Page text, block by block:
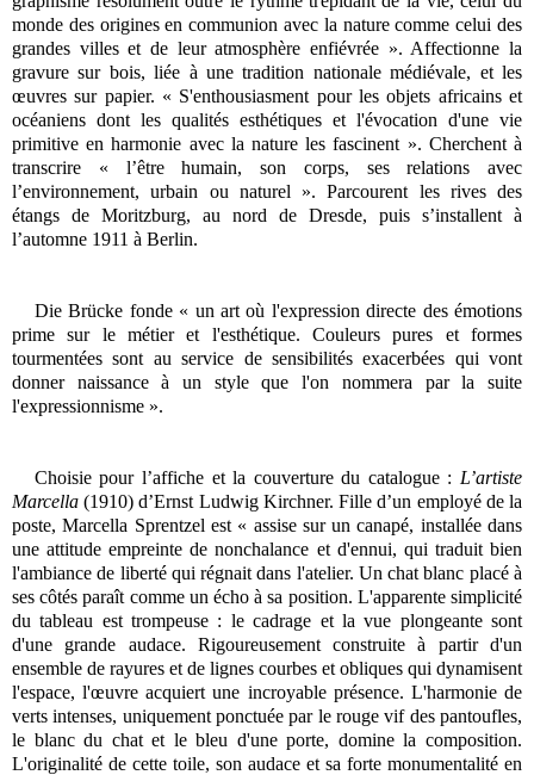
monde des origines en communion avec la nature comme celui des
grandes villes et de leur atmosphère enfiévrée ». Affectionne la
gravure sur bois, liée à une tradition nationale médiévale, et les
œuvres sur papier. « S'enthousiasment pour les objets africains et
océaniens dont les qualités esthétiques et l'évocation d'une vie
primitive en harmonie avec la nature les fascinent ». Cherchent à
transcrire « l’être humain, son corps, ses relations avec
l’environnement, urbain ou naturel ». Parcourent les rives des
étangs de Moritzburg, au nord de Dresde, puis s’installent à
l’automne 1911 à Berlin.
Die Brücke fonde « un art où l'expression directe des émotions
prime sur le métier et l'esthétique. Couleurs pures et formes
tourmentées sont au service de sensibilités exacerbées qui vont
donner naissance à un style que l'on nommera par la suite
l'expressionnisme ».
Choisie pour l’affiche et la couverture du catalogue : L’artiste
Marcella(1910) d’Ernst Ludwig Kirchner. Fille d’un employé de la
poste, Marcella Sprentzel est « assise sur un canapé, installée dans
une attitude empreinte de nonchalance et d'ennui, qui traduit bien
l'ambiance de liberté qui régnait dans l'atelier. Un chat blanc placé à
ses côtés paraît comme un écho à sa position. L'apparente simplicité
du tableau est trompeuse : le cadrage et la vue plongeante sont
d'une grande audace. Rigoureusement construite à partir d'un
ensemble de rayures et de lignes courbes et obliques qui dynamisent
l'espace, l'œuvre acquiert une incroyable présence. L'harmonie de
verts intenses, uniquement ponctuée par le rouge vif des pantoufles,
le blanc du chat et le bleu d'une porte, domine la composition.
L'originalité de cette toile, son audace et sa forte monumentalité en